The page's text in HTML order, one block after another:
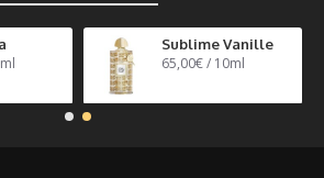
Sublime Vanille
65,00€ / 10ml